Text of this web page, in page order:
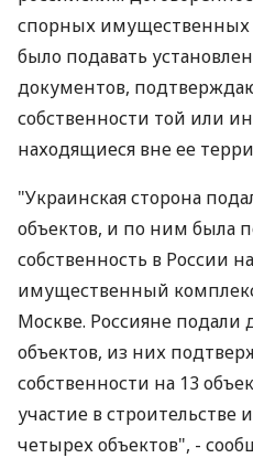
спорных имущественных
было подавать
документов,
собственности той или
находящиеся вне ее
"Украинская сторона
объектов, и по ним была
собственность в России
имущественный
Москве. Россияне подали
объектов, из них
собственности на 13
участие в
четырех объектов", -